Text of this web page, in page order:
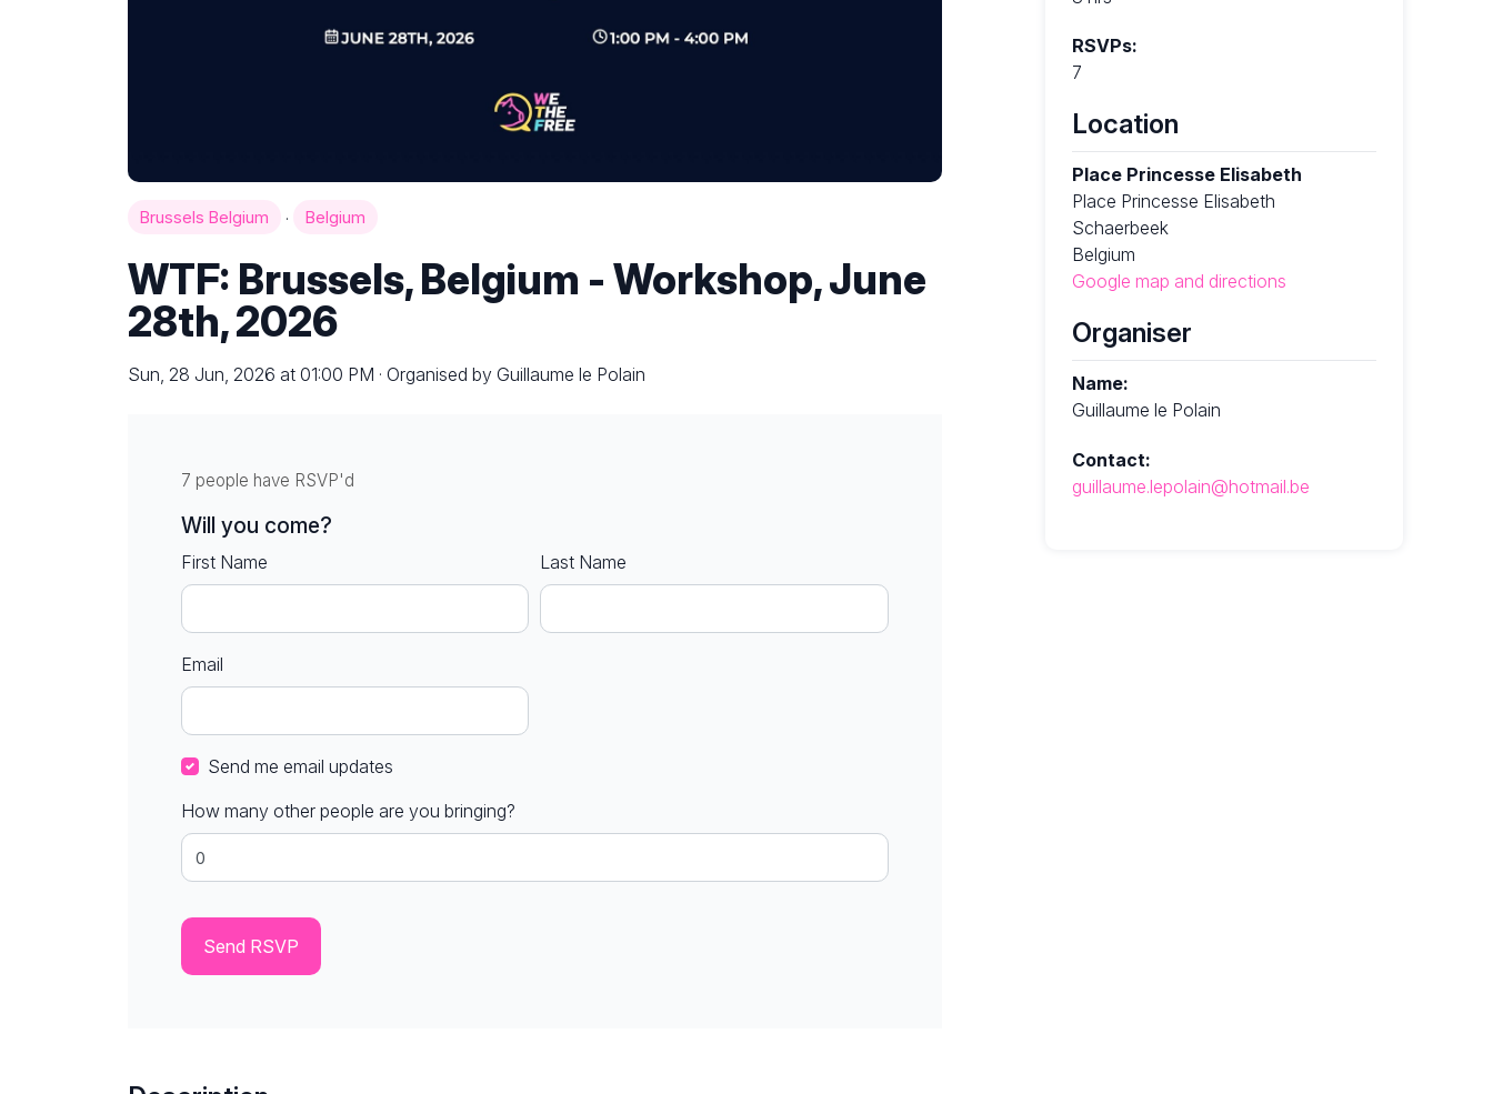
Brussels Belgium · Belgium
WTF: Brussels, Belgium - Workshop, June
28th, 2026
Sun, 28 Jun, 2026 at 01:00 PM · Organised by Guillaume le Polain
7 people have RSVP'd
Will you come?
First Name Last Name
Email
Send me email updates
How many other people are you bringing?
RSVPs:
7
Location
Place Princesse Elisabeth
Place Princesse Elisabeth
Schaerbeek
Belgium
Google map and directions
Organiser
Name:
Guillaume le Polain
Contact:
guillaume.lepolain@hotmail.be